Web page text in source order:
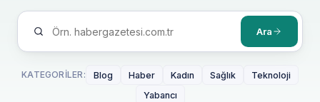
Ara
KATEGORILER: Blog Haber Kadın Sağlık
Teknoloji
Yabancı